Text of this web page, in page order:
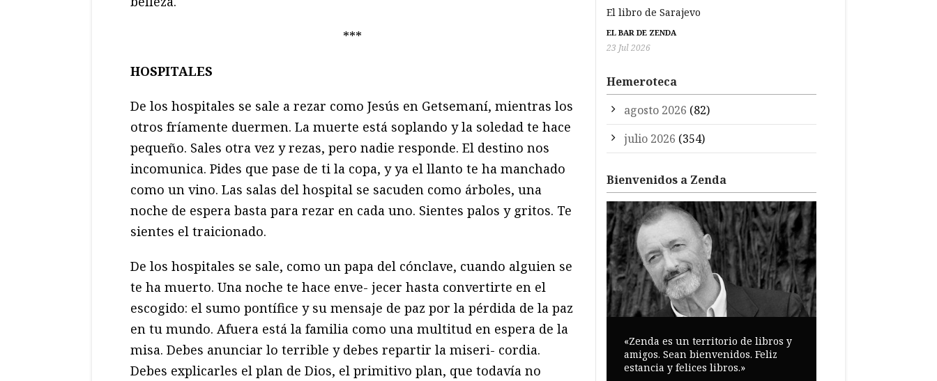
***
HOSPITALES
De los hospitales se sale a rezar como Jesús en Getsemaní, mientras los
otros fríamente duermen. La muerte está soplando y la soledad te hace
pequeño. Sales otra vez y rezas, pero nadie responde. El destino nos
incomunica. Pides que pase de ti la copa, y ya el llanto te ha manchado
como un vino. Las salas del hospital se sacuden como árboles, una
noche de espera basta para rezar en cada uno. Sientes palos y gritos. Te
sientes el traicionado.
De los hospitales se sale, como un papa del cónclave, cuando alguien se
te ha muerto. Una noche te hace enve- jecer hasta convertirte en el
escogido: el sumo pontífice y su mensaje de paz por la pérdida de la paz
en tu mundo. Afuera está la familia como una multitud en espera de la
misa. Debes anunciar lo terrible y debes repartir la miseri- cordia.
Debes explicarles el plan de Dios, el primitivo plan, que todavía no
El libro de Sarajevo
EL BAR DE ZENDA
23 Jul 2026
Hemeroteca
agosto 2026 (82)
julio 2026 (354)
Bienvenidos a Zenda
«Zenda es un territorio de libros y
amigos. Sean bienvenidos. Feliz
estancia y felices libros.»